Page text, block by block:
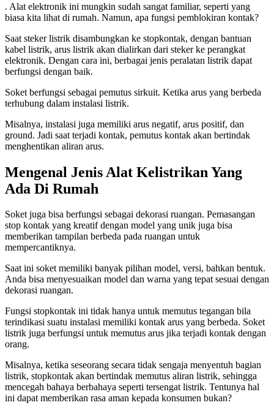
. Alat elektronik ini mungkin sudah sangat familiar, seperti yang
biasa kita lihat di rumah. Namun, apa fungsi pemblokiran kontak?
Saat steker listrik disambungkan ke stopkontak, dengan bantuan
kabel listrik, arus listrik akan dialirkan dari steker ke perangkat
elektronik. Dengan cara ini, berbagai jenis peralatan listrik dapat
berfungsi dengan baik.
Soket berfungsi sebagai pemutus sirkuit. Ketika arus yang berbeda
terhubung dalam instalasi listrik.
Misalnya, instalasi juga memiliki arus negatif, arus positif, dan
ground. Jadi saat terjadi kontak, pemutus kontak akan bertindak
menghentikan aliran arus.
Mengenal Jenis Alat Kelistrikan Yang
Ada Di Rumah
Soket juga bisa berfungsi sebagai dekorasi ruangan. Pemasangan
stop kontak yang kreatif dengan model yang unik juga bisa
memberikan tampilan berbeda pada ruangan untuk
mempercantiknya.
Saat ini soket memiliki banyak pilihan model, versi, bahkan bentuk.
Anda bisa menyesuaikan model dan warna yang tepat sesuai dengan
dekorasi ruangan.
Fungsi stopkontak ini tidak hanya untuk memutus tegangan bila
terindikasi suatu instalasi memiliki kontak arus yang berbeda. Soket
listrik juga berfungsi untuk memutus arus jika terjadi kontak dengan
orang.
Misalnya, ketika seseorang secara tidak sengaja menyentuh bagian
listrik, stopkontak akan bertindak memutus aliran listrik, sehingga
mencegah bahaya berbahaya seperti tersengat listrik. Tentunya hal
ini dapat memberikan rasa aman kepada konsumen bukan?